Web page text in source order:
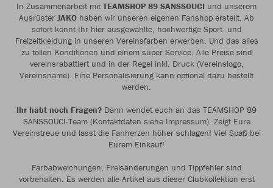
In Zusammenarbeit mit TEAMSHOP 89 SANSSOUCI und unserem
Ausrüster JAKO haben wir unseren eigenen Fanshop erstellt. Ab
sofort könnt Ihr hier ausgewählte, hochwertige Sport- und
Freizeitkleidung in unseren Vereinsfarben erwerben. Und das alles
zu tollen Konditionen und einem super Service. Alle Preise sind
vereinsrabattiert und in der Regel inkl. Druck (Vereinslogo,
Vereinsname). Eine Personalisierung kann optional dazu bestellt
werden.
Ihr habt noch Fragen? Dann wendet euch an das TEAMSHOP 89
SANSSOUCI-Team (Kontaktdaten siehe Impressum). Zeigt Eure
Vereinstreue und lasst die Fanherzen höher schlagen! Viel Spaß bei
Eurem Einkauf!
Farbabweichungen, Preisänderungen und Tippfehler sind
vorbehalten. Es werden alle Artikel aus dieser Clubkollektion erst